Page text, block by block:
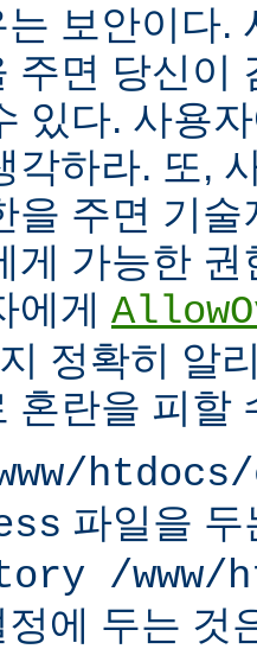
보안이다.
주면 당신이
있다. 사용
각하라. 또,
을 주면 기
게 가능한
에게
정확히 알
혼란을 피할
파일을
/www/
에 두는 것